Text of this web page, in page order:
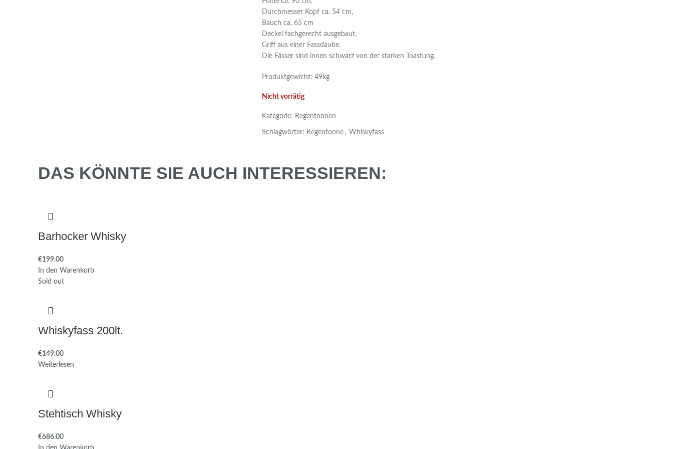
Durchmesser Kopf ca. 54 cm,
Bauch ca. 65 cm
Deckel fachgerecht ausgebaut,
Griff aus einer Fassdaube.
Die Fässer sind innen schwarz von der starken Toastung.
Produktgewicht: 49kg
Nicht vorrätig
Kategorie: Regentonnen
Schlagwörter: Regentonne , Whiskyfass
DAS KÖNNTE SIE AUCH INTERESSIEREN:
Barhocker Whisky
€
In den Warenkorb
Sold out
Whiskyfass 200lt.
€
Weiterlesen
Stehtisch Whisky
€